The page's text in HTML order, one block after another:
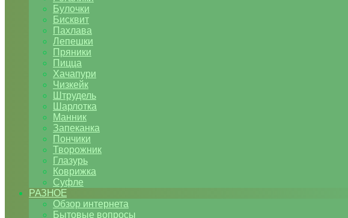
Булочки
Бисквит
Пахлава
Лепешки
Пряники
Пицца
Хачапури
Чизкейк
Штрудель
Шарлотка
Манник
Запеканка
Пончики
Творожник
Глазурь
Коврижка
Суфле
РАЗНОЕ
Обзор интернета
Бытовые вопросы